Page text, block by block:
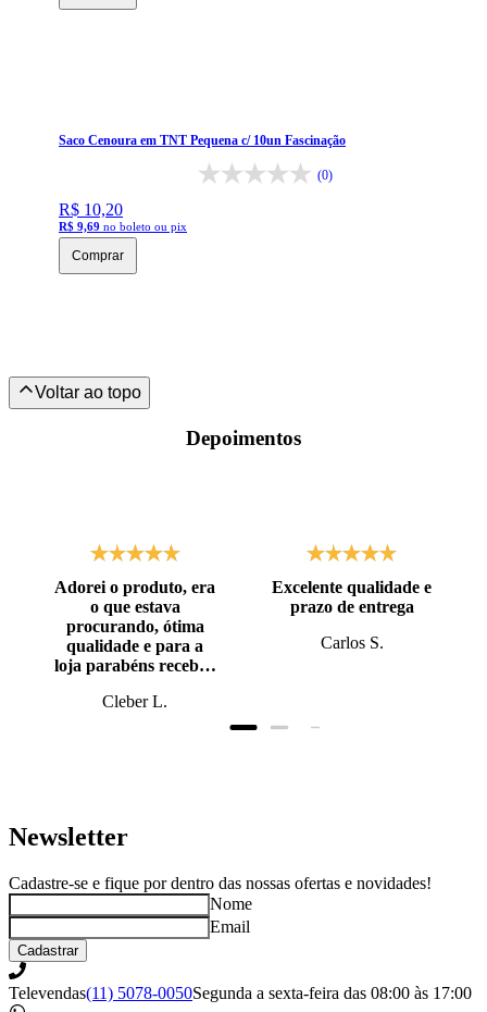
Saco Cenoura em TNT Pequena c/ 10un Fascinação
(0)
R$ 10,20
R$ 9,69 no boleto ou pix
Comprar
Depoimentos
Adorei o produto, era
o que estava
procurando, ótima
qualidade e para a
loja parabéns recebi o
prazo, super bem
Cleber L.
Excelente qualidade e
prazo de entrega
Carlos S.
Newsletter
Cadastre-se e fique por dentro das nossas ofertas e novidades!
Nome
Email
Cadastrar
Televendas(11) 5078-0050Segunda a sexta-feira das 08:00 às 17:00